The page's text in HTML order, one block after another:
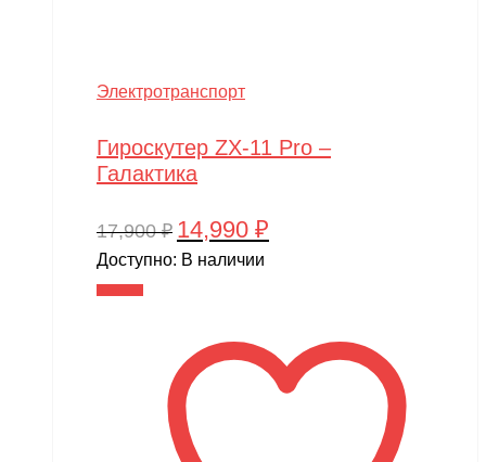
Электротранспорт
Гироскутер ZX-11 Pro –
Галактика
17,900₽ Первоначальная
цена
14,990 ₽
Доступно: В наличии